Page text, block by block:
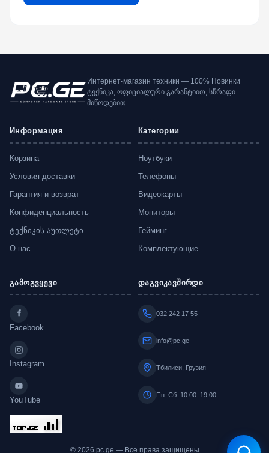
Интернет-магазин техники — 100% Новинки
ტექნიკა, ოფიციალური გარანტიით, სწრაფი
მიწოდებით.
Информация
Корзина
Условия доставки
Гарантия и возврат
Конфиденциальность
ტექნიკის აუთლეტი
О нас
Категории
Ноутбуки
Телефоны
Видеокарты
Мониторы
Гейминг
Комплектующие
გამოგვყევი
Facebook
Instagram
YouTube
დაგვიკავშირდი
032 242 17 55
info@pc.ge
Тбилиси, Грузия
Пн–Сб: 10:00–19:00
© 2026 pc.ge — Все права защищены